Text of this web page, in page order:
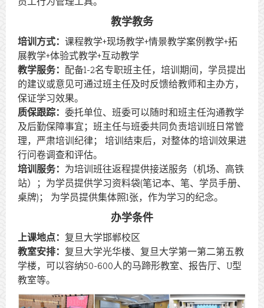
教学教务
培训方式： 课程教学+现场教学+情景教学案例教学+拓
展教学+体验式教学+互动教学
教学服务： 配备1-2名专职班主任，培训期间，学员提出
的建议或意见可通过班主任及时反馈给教师和主办方，
保证学习效果。
质保跟踪： 委托单位、班委可以随时和班主任沟通教学
及后勤保障事宜；班主任与班委共同负责培训班日常管
理，严肃培训纪律； 培训结束后，对整体的培训效果进
行问卷调查和评估。
培训服务： 为培训班往返程提供接送服务（机场、高铁
站）；为学员提供学习资料袋(笔记本、笔、学员手册、
桌牌)； 为学员提供集体照1张，作为学习的纪念。
办学条件
上课地点： 复旦大学邯郸校区
教室安排： 复旦大学光华楼、复旦大学第一第二第五教
学楼，可以容纳50-600人的马蹄形教室、报告厅、U型
教室等。